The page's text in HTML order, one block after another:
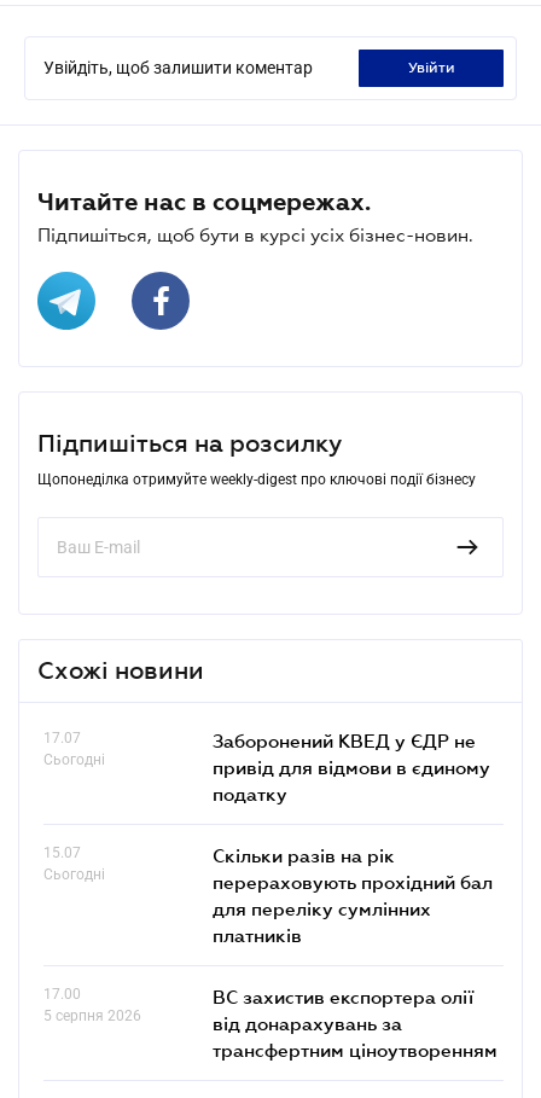
Увійдіть, щоб залишити коментар увійти
Читайте нас в соцмережах.
Підпишіться, щоб бути в курсі усіх бізнес-новин.
Підпишіться на розсилку
Щопонеділка отримуйте weekly-digest про ключові події бізнесу
Схожі новини
17.07
Сьогодні
Заборонений КВЕД у ЄДР не
привід для відмови в єдиному
податку
15.07
Сьогодні
Скільки разів на рік
перераховують прохідний бал
для переліку сумлінних
платників
17.00
5 серпня 2026
ВС захистив експортера олії
від донарахувань за
трансфертним ціноутворенням